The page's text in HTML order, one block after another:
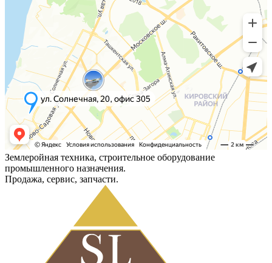
Землеройная техника, строительное оборудование
промышленного назначения.
Продажа, сервис, запчасти.